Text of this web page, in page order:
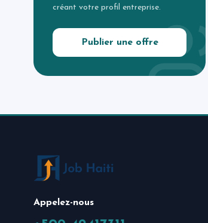
créant votre profil entreprise.
Publier une offre
Appelez-nous